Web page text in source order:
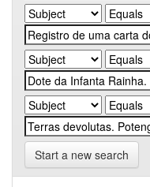
Start a new search